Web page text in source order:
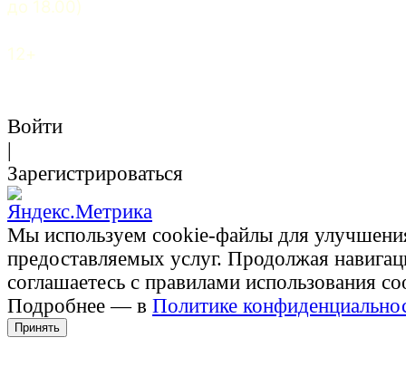
до 18.00)
12+
Войти
|
Зарегистрироваться
Мы используем cookie-файлы для
предоставляемых услуг. Продолжая
соглашаетесь с правилами использования
Подробнее — в Политике
Принять